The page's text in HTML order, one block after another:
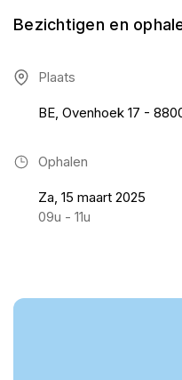
Bezichtigen en
Plaats
BE, Ovenhoek 17 -
Ophalen
Za, 15 maart 2025
09u - 11u